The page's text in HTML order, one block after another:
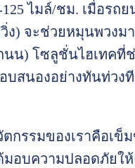
ไมล์/ชม. เมื่อรถ
ง) จะช่วยหมุนพวงม
นน) โซลูชั่นไฮเทคที่
บสนองอย่างทันท่วงที
กรรมของเราคือเข็
มอบความปลอดภัยใ